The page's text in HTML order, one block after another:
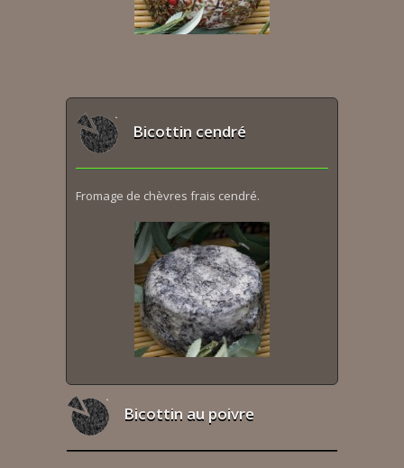
Bicottin cendré
Fromage de chèvres frais cendré.
Bicottin au poivre